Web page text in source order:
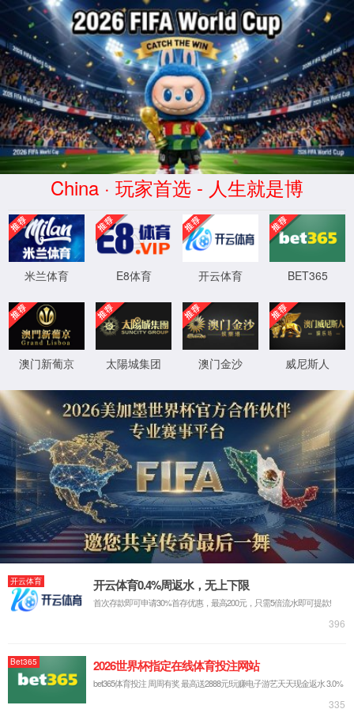
7790集团(中国区)有限公司
官网
4
0
OH!
Sorry! 找不到页面
联系电话：130-7261-0820